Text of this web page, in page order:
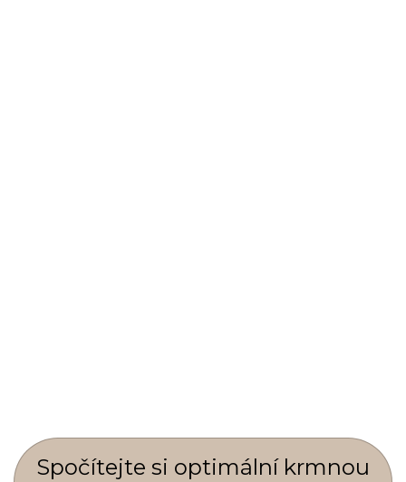
Spočí­tejte si optimální krmnou